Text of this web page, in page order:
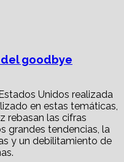
del goodbye